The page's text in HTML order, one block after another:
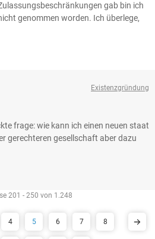
gab bin ich
genommen worden. Ich überlege,
Existenzgründung
frage: wie kann ich einen neuen staat
gerechteren gesellschaft aber dazu
201 - 250 von 1.248
4 5 6 7 8